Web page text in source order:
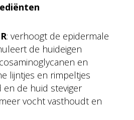
: verhoogt de epidermale
de huideigen
en
lijntjes en rimpeltjes
de huid steviger
vocht vasthoudt en